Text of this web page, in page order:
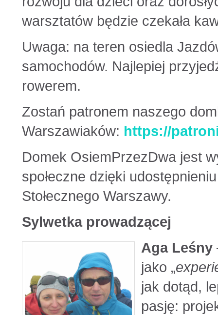
warsztatów będzie czekała
Uwaga: na teren osiedla
samochodów. Najlepiej
rowerem.
Zostań patronem naszego
Warszawiaków: https://
Domek OsiemPrzezDwa jest
społeczne dzięki
Stołecznego Warszawy.
Sylwetka prowadzącej
Aga Leśny
jako „
jak dotąd,
pasję: